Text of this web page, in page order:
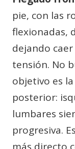
pie, con las
flexionadas,
dejando
tensión. No
objetivo es
posterior:
lumbares
progresiva.